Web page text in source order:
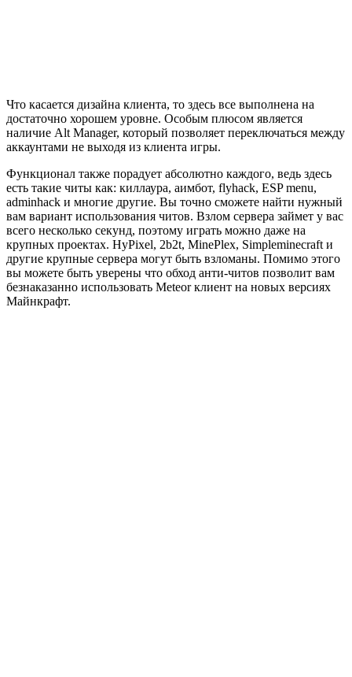
Что касается дизайна клиента, то здесь все выполнена на
достаточно хорошем уровне. Особым плюсом является
наличие Alt Manager, который позволяет переключаться между
аккаунтами не выходя из клиента игры.
Функционал также порадует абсолютно каждого, ведь здесь
есть такие читы как: киллаура, аимбот, flyhack, ESP menu,
adminhack и многие другие. Вы точно сможете найти нужный
вам вариант использования читов. Взлом сервера займет у вас
всего несколько секунд, поэтому играть можно даже на
крупных проектах. HyPixel, 2b2t, MinePlex, Simpleminecraft и
другие крупные сервера могут быть взломаны. Помимо этого
вы можете быть уверены что обход анти-читов позволит вам
безнаказанно использовать Meteor клиент на новых версиях
Майнкрафт.